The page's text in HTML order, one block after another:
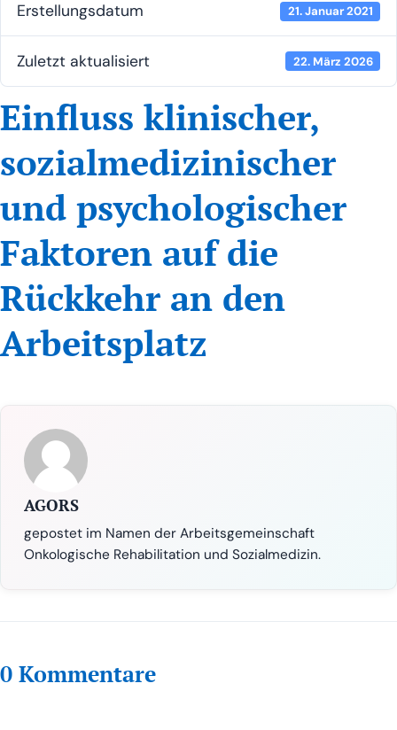
Erstel­lungs­da­tum 21. Janu­ar 2021
Zuletzt aktua­li­siert 22. März 2026
Einfluss klinischer,
sozialmedizinischer
und psychologischer
Faktoren auf die
Rückkehr an den
Arbeitsplatz
AGORS
gepostet im Namen der Arbeitsgemeinschaft
Onkologische Rehabilitation und Sozialmedizin.
0 Kommentare